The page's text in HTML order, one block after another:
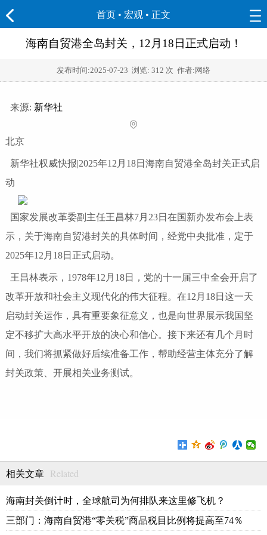
首页 • 宏观 • 正文
海南自贸港全岛封关，12月18日正式启动！
发布时间:2025-07-23 浏览: 312 次 作者:网络
来源: 新华社
北京
新华社权威快报|2025年12月18日海南自贸港全岛封关正式启
动
国家发展改革委副主任王昌林7月23日在国新办发布会上表
示，关于海南自贸港封关的具体时间，经党中央批准，定于
2025年12月18日正式启动。
王昌林表示，1978年12月18日，党的十一届三中全会开启了
改革开放和社会主义现代化的伟大征程。在12月18日这一天
启动封关运作，具有重要象征意义，也是向世界展示我国坚
定不移扩大高水平开放的决心和信心。接下来还有几个月时
间，我们将抓紧做好后续准备工作，帮助经营主体充分了解
封关政策、开展相关业务测试。
相关文章 Related
海南封关倒计时，全球航司为何排队来这里修飞机？
三部门：海南自贸港“零关税”商品税目比例将提高至74％